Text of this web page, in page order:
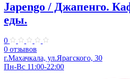
Japengo / Джапенго.
еды.
0
0 отзывов
г.Махачкала, ул.Ярагского, 30
Пн-Вс 11:00-22:00